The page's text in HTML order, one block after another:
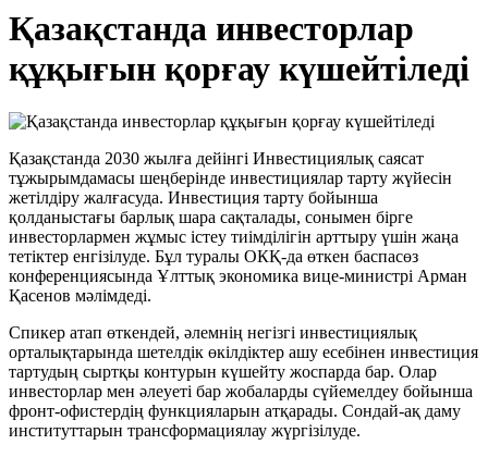
Қазақстанда инвесторлар
құқығын қорғау күшейтіледі
Қазақстанда 2030 жылға дейінгі Инвестициялық саясат
тұжырымдамасы шеңберінде инвестициялар тарту жүйесін
жетілдіру жалғасуда. Инвестиция тарту бойынша
қолданыстағы барлық шара сақталады, сонымен бірге
инвесторлармен жұмыс істеу тиімділігін арттыру үшін жаңа
тетіктер енгізілуде. Бұл туралы ОКҚ-да өткен баспасөз
конференциясында Ұлттық экономика вице-министрі Арман
Қасенов мәлімдеді.
Спикер атап өткендей, әлемнің негізгі инвестициялық
орталықтарында шетелдік өкілдіктер ашу есебінен инвестиция
тартудың сыртқы контурын күшейту жоспарда бар. Олар
инвесторлар мен әлеуеті бар жобаларды сүйемелдеу бойынша
фронт-офистердің функцияларын атқарады. Сондай-ақ даму
институттарын трансформациялау жүргізілуде.